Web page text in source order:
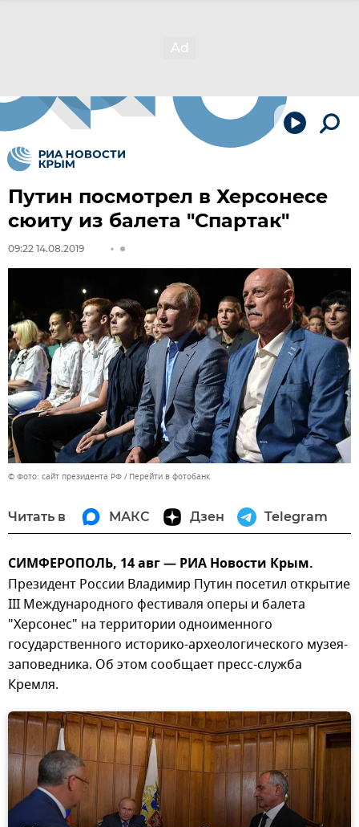
Путин посмотрел в Херсонесе
сюиту из балета "Спартак"
09:22 14.08.2019
© Фото: сайт президента РФ Перейти в фотобанк
Читать в МАКС Дзен Telegram
СИМФЕРОПОЛЬ, 14 авг — РИА Новости Крым.
Президент России Владимир Путин посетил открытие
III Международного фестиваля оперы и балета
"Херсонес" на территории одноименного
государственного историко-археологического музея-
заповедника. Об этом сообщает пресс-служба
Кремля.